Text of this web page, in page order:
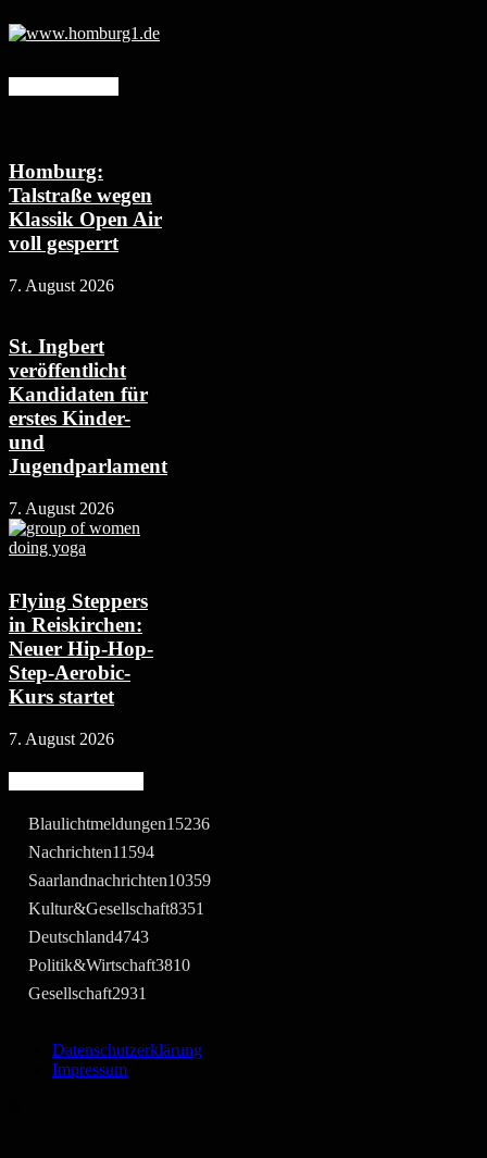
Homburg:
Talstraße wegen
Klassik Open Air
voll gesperrt
7. August 2026
St. Ingbert
veröffentlicht
Kandidaten für
erstes Kinder-
und
Jugendparlament
7. August 2026
Flying Steppers
in Reiskirchen:
Neuer Hip-Hop-
Step-Aerobic-
Kurs startet
7. August 2026
Blaulichtmeldungen15236
Nachrichten11594
Saarlandnachrichten10359
Kultur&Gesellschaft8351
Deutschland4743
Politik&Wirtschaft3810
Gesellschaft2931
Datenschutzerklärung
Impressum